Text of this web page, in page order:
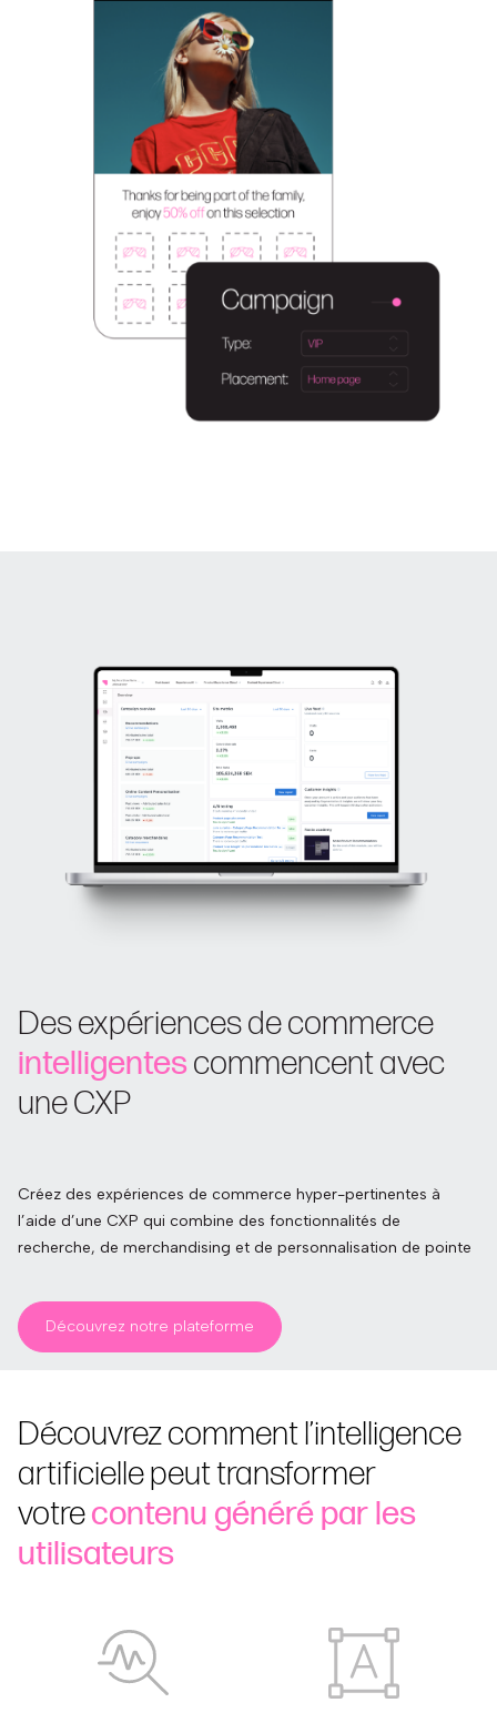
Des expériences de commerce
intelligentescommencent avec
une CXP
Créez des expériences de commerce hyper-pertinentes à
l’aide d’une CXP qui combine des fonctionnalités de
recherche, de merchandising et de personnalisation de pointe
Découvrez notre plateforme
Découvrez comment l’intelligence
artificielle peut transformer
votrecontenu généré par les
utilisateurs